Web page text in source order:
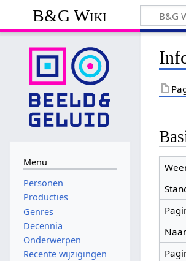
B&G Wiki
Menu
Personen
Producties
Genres
Decennia
Onderwerpen
Recente wijzigingen